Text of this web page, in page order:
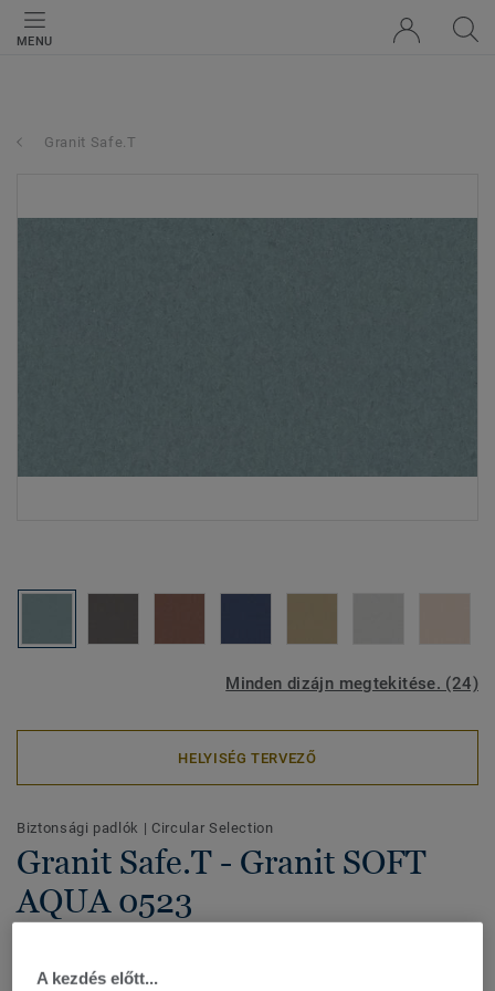
MENU
Granit Safe.T
Minden dizájn megtekitése. (24)
HELYISÉG TERVEZŐ
Biztonsági padlók | Circular Selection
Granit Safe.T - Granit SOFT
AQUA 0523
igénybevételnek kitett, vizes területekre, ahol a biztonság a
A kezdés előtt...